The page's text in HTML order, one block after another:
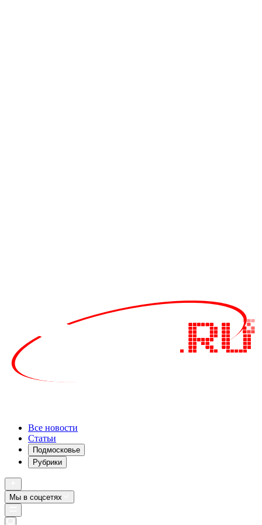
Все новости
Статьи
Подмосковье
Рубрики
Мы в соцсетях